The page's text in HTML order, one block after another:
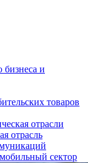
бизнеса и
товаров
отрасли
отрасль
сектор